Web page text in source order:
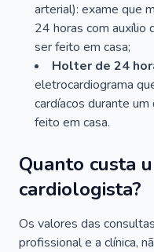
arterial): exame que
24 horas com auxílio
ser feito em casa;
Holter de 24
eletrocardiograma
cardíacos durante
feito em casa.
Quanto custa
cardiologista?
Os valores das
profissional e a clínica,